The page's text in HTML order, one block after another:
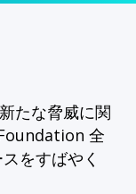
たな脅威に関
全
をすばやく